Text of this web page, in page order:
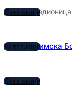
Детаљније
Јерусалимска
Детаљније
Детаљније